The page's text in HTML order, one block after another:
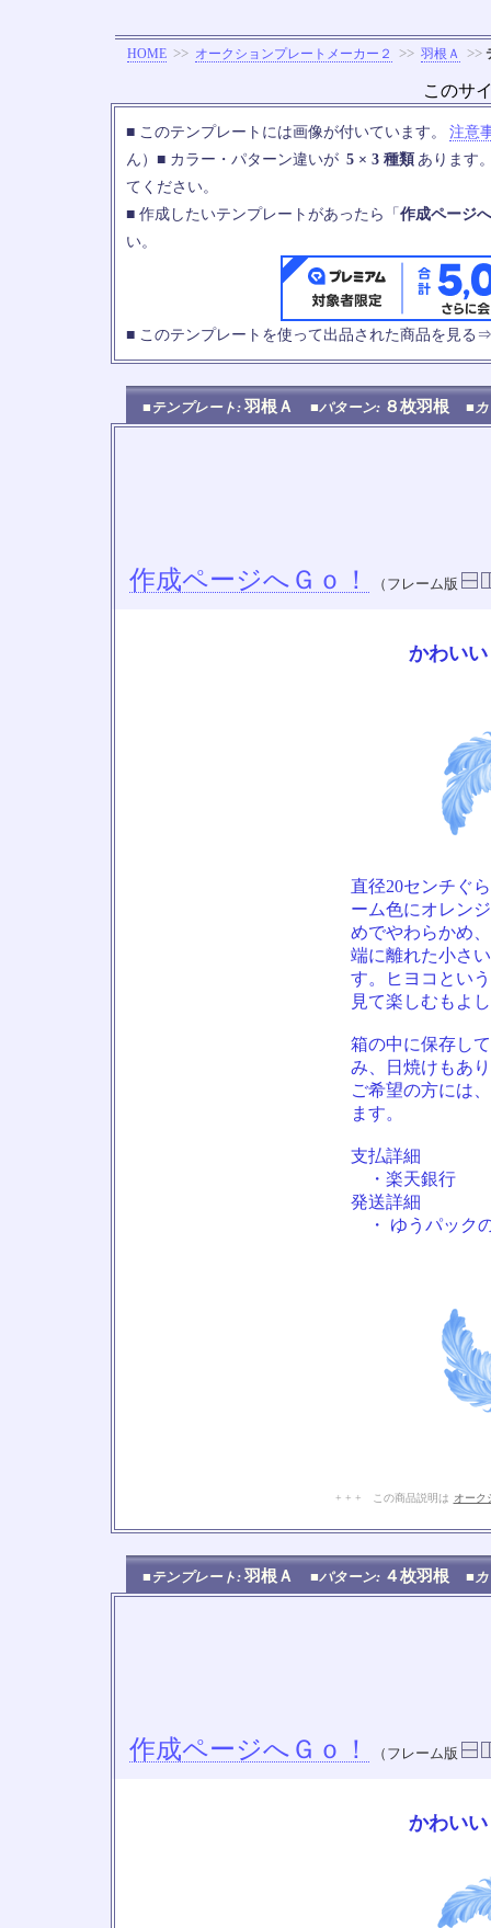
HOME >> オークションプレートメーカー２ >> 羽根Ａ >>
このサ
■ このテンプレートには画像が付いています。
注意
ん）■ カラー・パターン違いが 5 × 3 種類 あります
てください。
■ 作成したいテンプレートがあったら「 作成ページ
い。
■ このテンプレートを使って出品された商品を見る
■テンプレート: 羽根Ａ ■パターン: ８枚羽根 ■
作成ページへＧｏ！ （フレーム版
かわい
直径20センチぐ
ーム色にオレン
めでやわらかめ
端に離れた小さ
す。ヒヨコとい
見て楽しむもよ
箱の中に保存し
み、日焼けもあ
ご希望の方には
ます。
支払詳細
・楽天銀行
発送詳細
・ ゆうパック
+ + + この商品説明は オーク
■テンプレート: 羽根Ａ ■パターン: ４枚羽根 ■
作成ページへＧｏ！ （フレーム版
かわい